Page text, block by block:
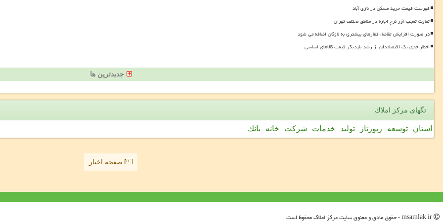
فهرست قیمت خرید مسکن در نازی آباد
تفاوت تعجب آور نرخ اجاره در مناطق مختلف تهران
در صورت افزایش تقاضا، قطارهای بیشتری به ناوگان اضافه می شود
اخطار جدی یک اقتصاددان از رشد باردیگر قیمت کالاهای اساسی
جدیدترین ها
تگهای مركز املاك
استان توسعه رپورتاژ تولید خدمات شركت خانه بانك
صفحه اخبار